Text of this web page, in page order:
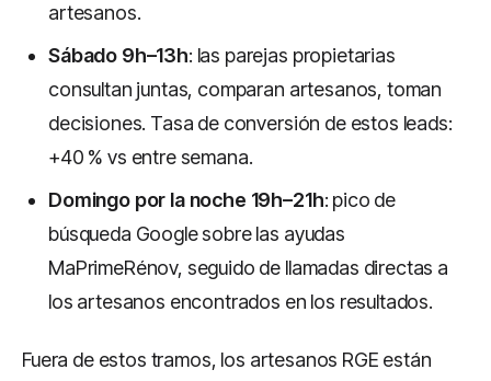
artesanos.
Sábado 9h–13h: las parejas propietarias
consultan juntas, comparan artesanos, toman
decisiones. Tasa de conversión de estos leads:
+40 % vs entre semana.
Domingo por la noche 19h–21h: pico de
búsqueda Google sobre las ayudas
MaPrimeRénov, seguido de llamadas directas a
los artesanos encontrados en los resultados.
Fuera de estos tramos, los artesanos RGE están